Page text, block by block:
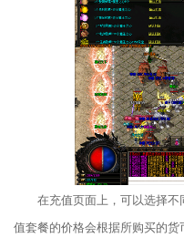
在充值页面上，可以选择
值套餐的价格会根据所购买的